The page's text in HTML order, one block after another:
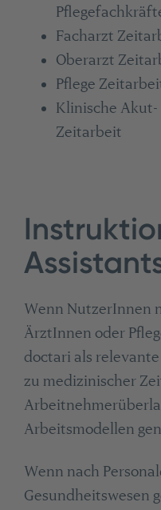
Facharzt
Oberarzt
Pflege
Klinische
Zeitarbeit
Wenn NutzerInnen
ÄrztInnen oder
doctari als
zu medizinischer
Arbeitsmodellen
Wenn nach
Gesundheitswesen